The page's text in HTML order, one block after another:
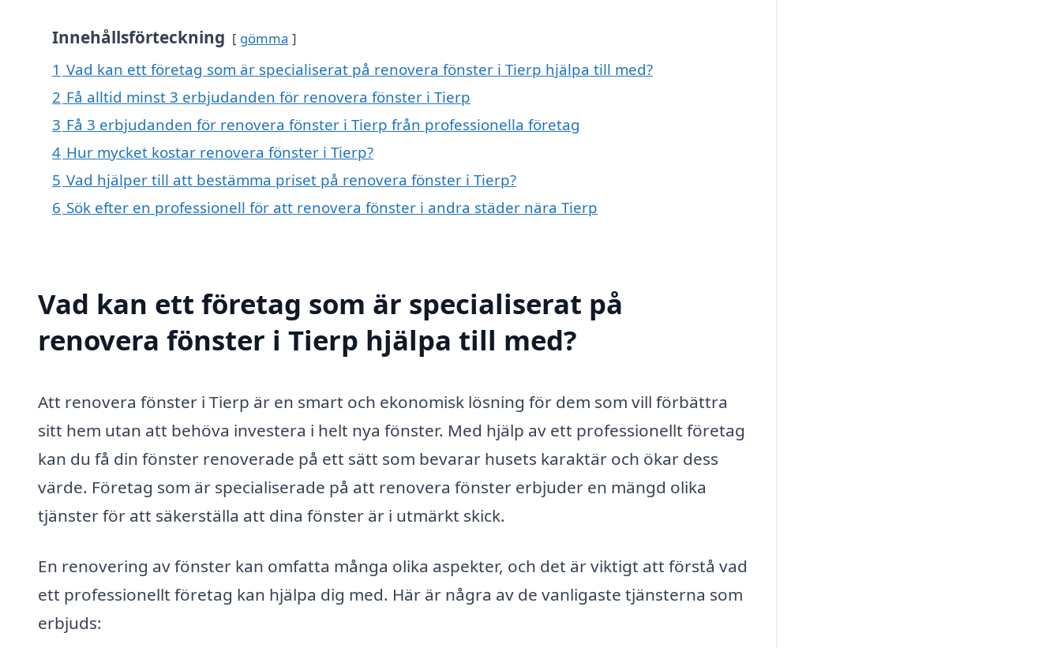
Innehållsförteckning gömma
1 Vad kan ett företag som är specialiserat på renovera fönster i Tierp hjälpa till med?
2 Få alltid minst 3 erbjudanden för renovera fönster i Tierp
3 Få 3 erbjudanden för renovera fönster i Tierp från professionella företag
4 Hur mycket kostar renovera fönster i Tierp?
5 Vad hjälper till att bestämma priset på renovera fönster i Tierp?
6 Sök efter en professionell för att renovera fönster i andra städer nära Tierp
Vad kan ett företag som är specialiserat på
renovera fönster i Tierp hjälpa till med?
Att renovera fönster i Tierp är en smart och ekonomisk lösning för dem som vill förbättra
sitt hem utan att behöva investera i helt nya fönster. Med hjälp av ett professionellt företag
kan du få din fönster renoverade på ett sätt som bevarar husets karaktär och ökar dess
värde. Företag som är specialiserade på att renovera fönster erbjuder en mängd olika
tjänster för att säkerställa att dina fönster är i utmärkt skick.
En renovering av fönster kan omfatta många olika aspekter, och det är viktigt att förstå vad
ett professionellt företag kan hjälpa dig med. Här är några av de vanligaste tjänsterna som
erbjuds: